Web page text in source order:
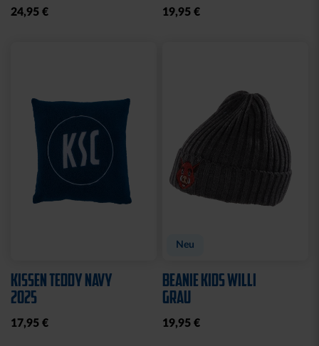
24,95 € 19,95 €
KISSEN TEDDY NAVY
2025
17,95 €
Neu
BEANIE KIDS WILLI
GRAU
19,95 €